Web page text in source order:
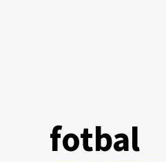
fotbal